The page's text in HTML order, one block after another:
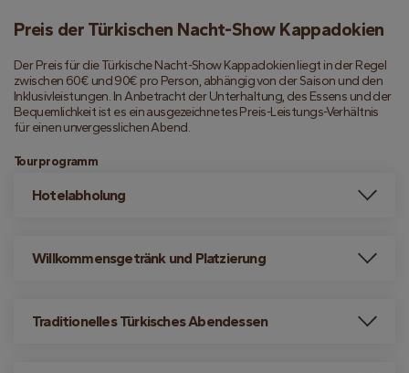
Preis der Türkischen Nacht-Show Kappadokien
Der Preis für die Türkische Nacht-Show Kappadokien liegt in der Regel
zwischen 60€ und 90€ pro Person, abhängig von der Saison und den
Inklusivleistungen. In Anbetracht der Unterhaltung, des Essens und der
Bequemlichkeit ist es ein ausgezeichnetes Preis-Leistungs-Verhältnis
für einen unvergesslichen Abend.
Tourprogramm
Hotelabholung
Willkommensgetränk und Platzierung
Traditionelles Türkisches Abendessen